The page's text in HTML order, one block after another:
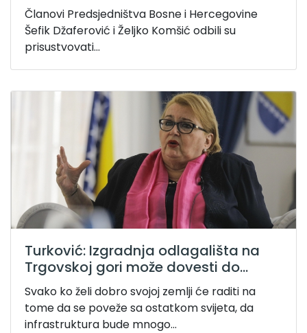
Članovi Predsjedništva Bosne i Hercegovine
Šefik Džaferović i Željko Komšić odbili su
prisustvovati...
Turković: Izgradnja odlagališta na
Trgovskoj gori može dovesti do...
Svako ko želi dobro svojoj zemlji će raditi na
tome da se poveže sa ostatkom svijeta, da
infrastruktura bude mnogo...